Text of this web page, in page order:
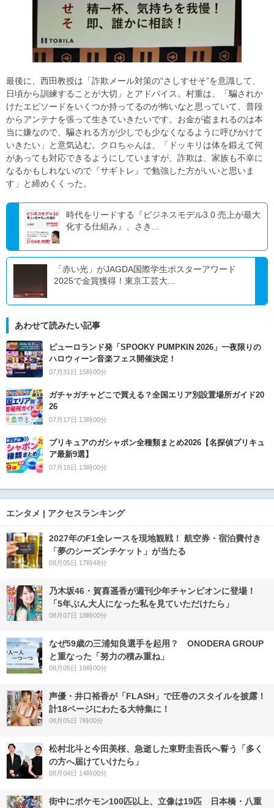
最後に、西田教授は「詐欺メール対策の“さしすせそ”を意識して、
日頃から訓練することが大切」とアドバイス。村重は、「騙されか
けたエピソードをいくつか持ってるのが怖いなと思っていて、普段
からアンテナを張って生きていきたいです。お金が盗まれるのは本
当に嫌なので、騙される方が少しでも少なくなるように呼びかけて
いきたい」と意気込む。クロちゃんは、「ドッキリは体を鍛えて何
があっても対応できるようにしていますが、詐欺は、家族も不幸に
なるかもしれないので『サギトレ』で勉強した方がいいと思いま
す」と締めくくった。
時代をリードする『ビジネスモデル3.0 売上が最大
化する仕組み』、さき...
「赤い光」がJAGDA国際学生ポスターアワード
2025で金賞獲得！東京工芸大...
あわせて読みたい記事
ピューロランド発「SPOOKY PUMPKIN 2026」一夜限りの
ハロウィーン音楽フェス開催決定！
07月31日 15時00分
ガチャガチャどこで買える？全国エリア別設置場所ガイド20
26
07月17日 13時00分
プリキュアのガシャポン全種類まとめ2026【名探偵プリキュ
ア最新9選】
07月16日 13時00分
エンタメ | アクセスランキング
2027年のF1全レースを現地観戦！ 航空券・宿泊費付き
「夢のシーズンチケット」が当たる
08月05日 17時48分
乃木坂46・賀喜遥香が週刊少年チャンピオンに登場！
「5年ぶん大人になった私を見ていただけたら」
08月07日 18時00分
なぜ59歳の三浦知良選手を起用？ ONODERA GROUP
と重なった「努力の積み重ね」
08月05日 16時00分
声優・井口裕香が「FLASH」で圧巻のスタイルを披露！
計18ページにわたる大特集に！
08月05日 7時00分
松村北斗と今田美桜、急逝した東野圭吾氏へ誓う「多く
の方へ届けていけたら」
08月04日 14時00分
街中にポケモン100匹以上、立像は19匹 日本橋・八重